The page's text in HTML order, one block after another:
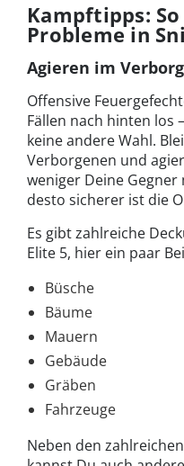
Kampftipps:
Probleme in
Agieren im
Offensive
Fällen nach hinten los
keine andere Wahl.
Verborgenen und
weniger Deine
desto sicherer ist die
Es gibt zahlreiche
Elite 5, hier ein paar
Büsche
Bäume
Mauern
Gebäude
Gräben
Fahrzeuge
Neben den